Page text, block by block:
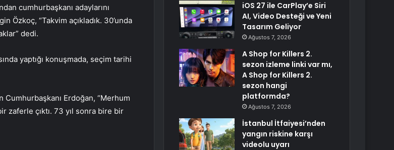
cumhurbaşkanı adaylarını
Özkoç, “Takvim açıkladık. 30’unda
dedi.
yaptığı konuşmada, seçim tarihi
Cumhurbaşkanı Erdoğan, “Merhum
zaferle çıktı. 73 yıl sonra bire bir
iOS 27 ile CarPlay’e Siri
AI, Video Desteği ve Yeni
Tasarım Geliyor
Ağustos 7, 2026
A Shop for Killers 2.
sezon izleme linki var mı,
A Shop for Killers 2.
sezon hangi
platformda?
Ağustos 7, 2026
İstanbul İtfaiyesi’nden
yangın riskine karşı
videolu uyarı